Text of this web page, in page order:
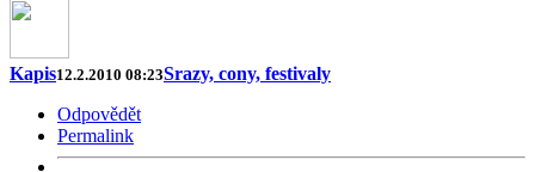
Kapis12.2.2010 08:23Srazy, cony, festivaly
Odpovědět
Permalink